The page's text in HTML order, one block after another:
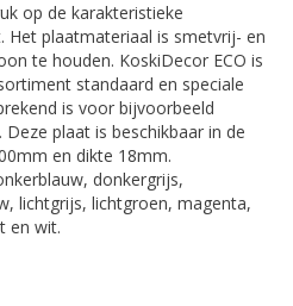
op de karakteristieke
Het plaatmateriaal is smetvrij- en
te houden. KoskiDecor ECO is
standaard en speciale
is voor bijvoorbeeld
plaat is beschikbaar in de
en dikte 18mm.
donkergrijs,
lichtgrijs, lichtgroen, magenta,
en wit.